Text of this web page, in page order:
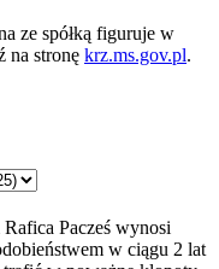
ze spółką figuruje w
na stronę krz.ms.gov.pl.
Pacześ wynosi
w ciągu 2 lat